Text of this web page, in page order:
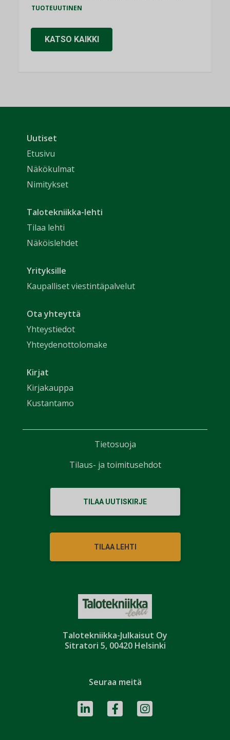
TUOTEUUTINEN
KATSO KAIKKI
Talotekniikka-Julkaisut Oy
Sitratori 5, 00420 Helsinki
Uutiset
Etusivu
Näkökulmat
Nimitykset
Talotekniikka-lehti
Tilaa lehti
Näköislehdet
Yrityksille
Kaupalliset viestintäpalvelut
Ota yhteyttä
Yhteystiedot
Yhteydenottolomake
Kirjat
Kirjakauppa
Kustantamo
TILAA UUTISKIRJE
TILAA LEHTI
Seuraa meitä
Tietosuoja
Tilaus- ja toimitusehdot